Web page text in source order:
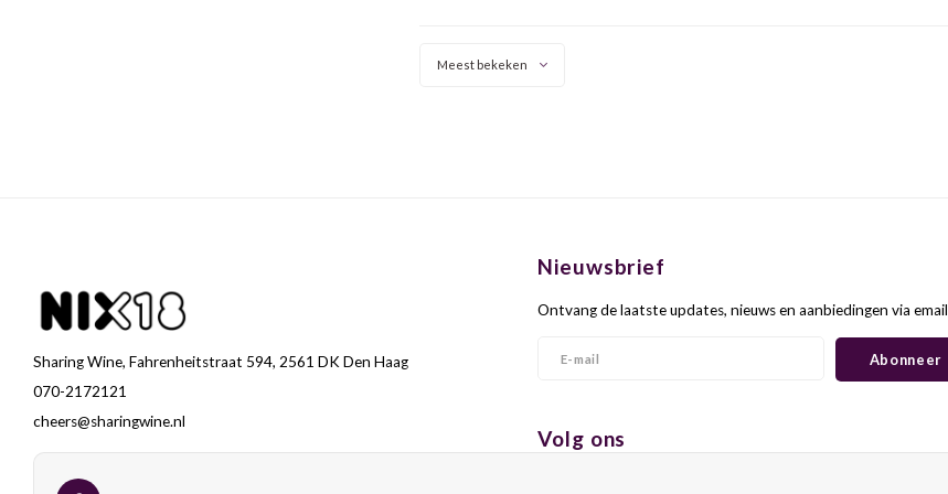
verkwikkende, soep
Meest bekeken
Sharing Wine, Fahrenheitstraat 594, 2561 DK Den Haag
070-2172121
cheers@sharingwine.nl
Nieuwsbrief
Ontvang de laatste updates, nieuws en aanbiedingen via email
Abonneer
Volg ons